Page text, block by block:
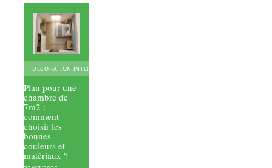
DÉCORATION INTERIEURE
Plan pour une
chambre de
7m2 :
comment
choisir les
bonnes
couleurs et
matériaux ?